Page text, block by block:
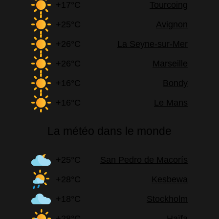
+17°C
Tourcoing
+25°C
Avignon
+26°C
La Seyne-sur-Mer
+26°C
Marseille
+16°C
Bondy
+16°C
Le Mans
La météo dans le monde
+25°C
San Pedro de Macorís
+28°C
Kesbewa
+18°C
Stockholm